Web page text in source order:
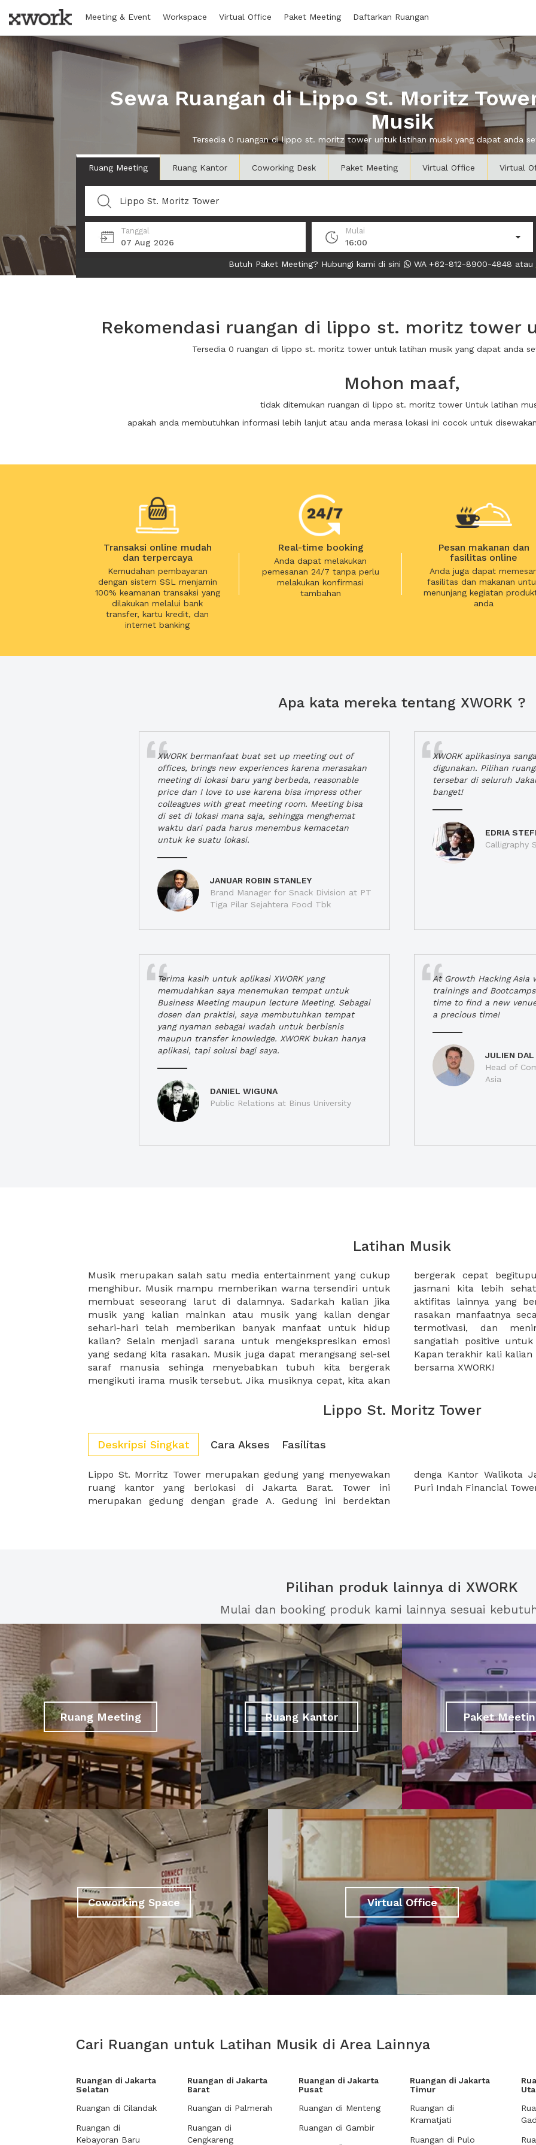
Meeting & Event Workspace Virtual Office Paket Meeting Daftarkan Ruangan
Sewa Ruangan di Lippo St. Moritz
Musik
Tersedia 0 ruangan di lippo st. moritz tower untuk latihan musik yang dapat anda
Ruang Meeting Ruang Kantor Coworking Desk Paket Meeting Virtual Office Virtual
Tanggal
07 Aug 2026
Mulai
16:00
Butuh Paket Meeting? Hubungi kami di sini WA +62-812-8900-4848 atau
Rekomendasi ruangan di lippo st. moritz tower
Tersedia 0 ruangan di lippo st. moritz tower untuk latihan musik yang dapat anda
Mohon maaf,
tidak ditemukan ruangan di lippo st. moritz tower Untuk latihan
apakah anda membutuhkan informasi lebih lanjut atau anda merasa lokasi ini cocok untuk
Transaksi online mudah
dan terpercaya
Kemudahan pembayaran
dengan sistem SSL menjamin
100% keamanan transaksi yang
dilakukan melalui bank
transfer, kartu kredit, dan
internet banking
Real-time booking
Anda dapat melakukan
pemesanan 24/7 tanpa perlu
melakukan konfirmasi
tambahan
Pesan makanan dan
fasilitas online
Anda juga dapat
fasilitas dan makanan
menunjang kegiatan
anda
Apa kata mereka tentang XWORK ?
XWORK bermanfaat buat set up meeting out of
offices, brings new experiences karena merasakan
meeting di lokasi baru yang berbeda, reasonable
price dan I love to use karena bisa impress other
colleagues with great meeting room. Meeting bisa
di set di lokasi mana saja, sehingga menghemat
waktu dari pada harus menembus kemacetan
untuk ke suatu lokasi.
JANUAR ROBIN STANLEY
Brand Manager for Snack Division at PT
Tiga Pilar Sejahtera Food Tbk
XWORK aplikasinya
digunakan. Pilihan
tersebar di seluruh
banget!
EDRIA
Calligraphy
Terima kasih untuk aplikasi XWORK yang
memudahkan saya menemukan tempat untuk
Business Meeting maupun lecture Meeting. Sebagai
dosen dan praktisi, saya membutuhkan tempat
yang nyaman sebagai wadah untuk berbisnis
maupun transfer knowledge. XWORK bukan hanya
aplikasi, tapi solusi bagi saya.
DANIEL WIGUNA
Public Relations at Binus University
At Growth Hacking Asia
trainings and
time to find a new
a precious time!
JULIEN DAL
Head of
Asia
Latihan Musik
Musik merupakan salah satu media entertainment yang cukup
menghibur. Musik mampu memberikan warna tersendiri untuk
membuat seseorang larut di dalamnya. Sadarkah kalian jika
musik yang kalian mainkan atau musik yang kalian dengar
sehari-hari telah memberikan banyak manfaat untuk hidup
kalian? Selain menjadi sarana untuk mengekspresikan emosi
yang sedang kita rasakan. Musik juga dapat merangsang sel-sel
saraf manusia sehinga menyebabkan tubuh kita bergerak
mengikuti irama musik tersebut. Jika musiknya cepat, kita akan
bergerak cepat begitupun sebaliknya, yang dapat membuat
jasmani kita lebih sehat. Manfaat bermusik, menyanyi atau
aktifitas lainnya yang berhubungan dengan musik dapat kita
rasakan manfaatnya secara langsung. Kita menjadi semangat,
termotivasi, dan meningkatkan konsentrasi. Jadi musik
sangatlah positive untuk menjadi bagian dari kehidupan kita.
Kapan terakhir kali kalian bermain musik? Rencanakan sekarang
bersama XWORK!
Lippo St. Moritz Tower
Deskripsi Singkat Cara Akses Fasilitas
Lippo St. Morritz Tower merupakan gedung yang menyewakan
ruang kantor yang berlokasi di Jakarta Barat. Tower ini
merupakan gedung dengan grade A. Gedung ini berdektan
denga Kantor Walikota Jakarta Barat, Lippo shoping mall dan
Puri Indah Financial
Pilihan produk lainnya di XWORK
Mulai dan booking produk kami lainnya sesuai
Ruang Meeting Ruang Kantor Paket
Coworking Space Virtual Office
Cari Ruangan untuk Latihan Musik di Area Lainnya
Ruangan di Jakarta
Selatan
Ruangan di Cilandak
Ruangan di
Kebayoran Baru
Ruangan di Jakarta
Barat
Ruangan di Palmerah
Ruangan di
Cengkareng
Ruangan di Jakarta
Pusat
Ruangan di Menteng
Ruangan di Gambir
Ruangan di Jakarta
Timur
Ruangan di
Kramatjati
Ruangan di Pulo